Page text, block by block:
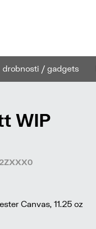
drobnosti / gadgets
WIP
Canvas, 11.25 oz